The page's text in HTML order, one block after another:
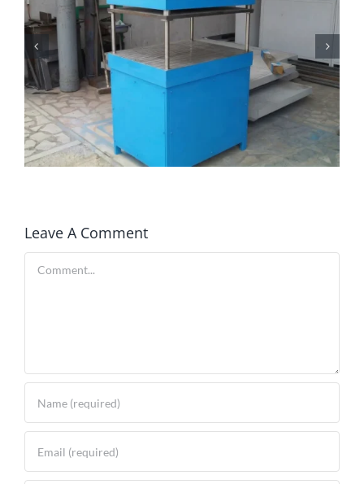
Leave A Comment
Comment